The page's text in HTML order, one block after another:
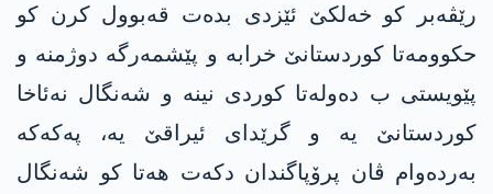
رێڤەبر کو خەلکێ ئێزدی بدەت قەبوول کرن کو
حکوومەتا کوردستانێ خرابە و پێشمەرگە دوژمنە و
پێویستی ب دەولەتا کوردی نینە و شه‌نگال نەئاخا
کوردستانێ یە و گرێدای ئیراقێ یە، پەکەکە
بەردەوام ڤان پرۆپاگندان دکەت ھەتا کو شه‌نگال